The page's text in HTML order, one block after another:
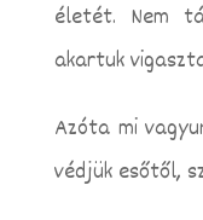
életét. Nem
akartuk
Azóta mi
védjük esőtől,